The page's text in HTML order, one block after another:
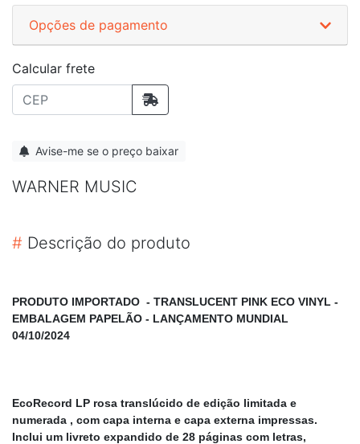
Opções de pagamento
Calcular frete
Avise-me se o preço baixar
WARNER MUSIC
# Descrição do produto
PRODUTO IMPORTADO - TRANSLUCENT PINK ECO VINYL -
EMBALAGEM PAPELÃO - LANÇAMENTO MUNDIAL
04/10/2024
EcoRecord LP rosa translúcido de edição limitada e
numerada , com capa interna e capa externa impressas.
Inclui um livreto expandido de 28 páginas com letras,